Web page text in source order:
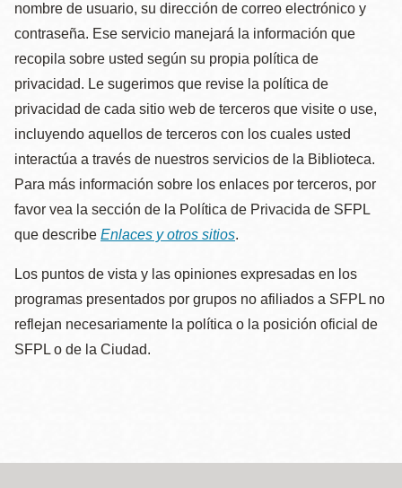
nombre de usuario, su dirección de correo electrónico y
contraseña. Ese servicio manejará la información que
recopila sobre usted según su propia política de
privacidad. Le sugerimos que revise la política de
privacidad de cada sitio web de terceros que visite o use,
incluyendo aquellos de terceros con los cuales usted
interactúa a través de nuestros servicios de la Biblioteca.
Para más información sobre los enlaces por terceros, por
favor vea la sección de la Política de Privacida de SFPL
que describe Enlaces y otros sitios.
Los puntos de vista y las opiniones expresadas en los
programas presentados por grupos no afiliados a SFPL no
reflejan necesariamente la política o la posición oficial de
SFPL o de la Ciudad.